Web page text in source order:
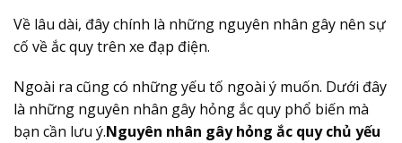
Về lâu dài, đây chính là những nguyên nhân gây nên sự
cố về ắc quy trên xe đạp điện.
Ngoài ra cũng có những yếu tố ngoài ý muốn. Dưới đây
là những nguyên nhân gây hỏng ắc quy phổ biến mà
bạn cần lưu ý.Nguyên nhân gây hỏng ắc quy chủ yếu